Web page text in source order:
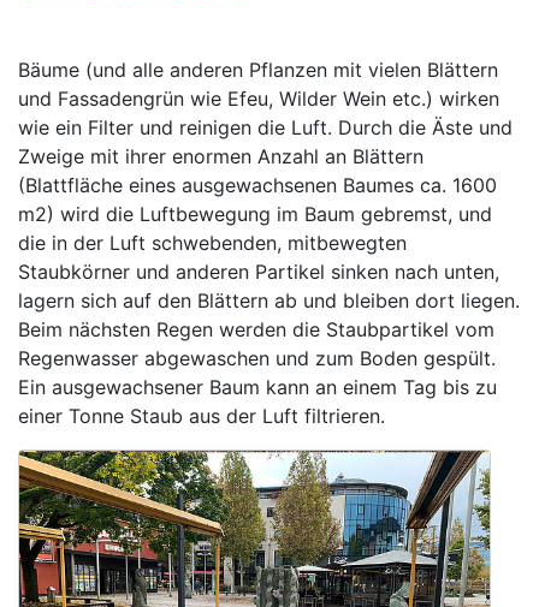
Bäume (und alle anderen Pflanzen mit vielen Blättern
und Fassadengrün wie Efeu, Wilder Wein etc.) wirken
wie ein Filter und reinigen die Luft. Durch die Äste und
Zweige mit ihrer enormen Anzahl an Blättern
(Blattfläche eines ausgewachsenen Baumes ca. 1600
m2) wird die Luftbewegung im Baum gebremst, und
die in der Luft schwebenden, mitbewegten
Staubkörner und anderen Partikel sinken nach unten,
lagern sich auf den Blättern ab und bleiben dort liegen.
Beim nächsten Regen werden die Staubpartikel vom
Regenwasser abgewaschen und zum Boden gespült.
Ein ausgewachsener Baum kann an einem Tag bis zu
einer Tonne Staub aus der Luft filtrieren.